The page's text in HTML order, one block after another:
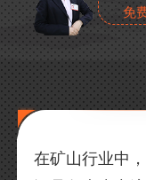
免
在矿山行业中